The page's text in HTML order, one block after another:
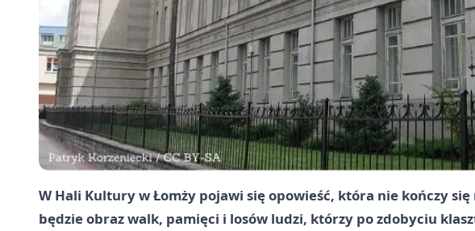
W Hali Kultury w Łomży pojawi się opowieść, która nie kończy
będzie obraz walk, pamięci i losów ludzi, którzy po zdobyciu